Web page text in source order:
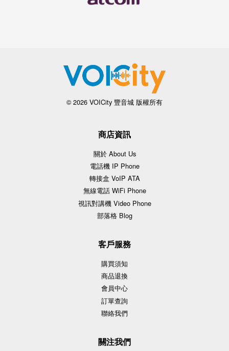
© 2026 VOICity 豐音城 版權所有
商店資訊
關於 About Us
電話機 IP Phone
轉接盒 VoIP ATA
無線電話 WiFi Phone
視訊對講機 Video Phone
部落格 Blog
客戶服務
購買須知
商品退換
會員中心
訂單查詢
聯絡我們
關注我們